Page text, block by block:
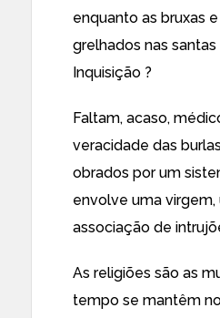
enquanto as bruxas
grelhados nas
Inquisição ?
Faltam, acaso,
veracidade das
obrados por um
envolve uma
associação de
As religiões são as
tempo se mantêm